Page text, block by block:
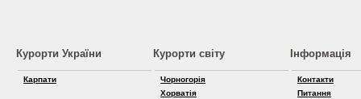
Курорти України
Карпати
Курорти світу
Чорногорія
Хорватія
Інформація
Контакти
Питання